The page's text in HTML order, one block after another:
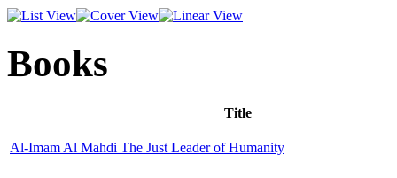
Books
Title
Al-Imam Al Mahdi The Just Leader of Humanity